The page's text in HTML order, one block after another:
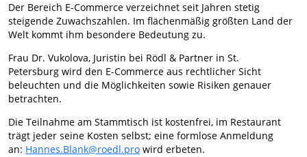
Der Bereich E-Commerce verzeichnet seit Jahren stetig
steigende Zuwachszahlen. Im flächenmäßig größten Land der
Welt kommt ihm besondere Bedeutung zu.
Frau Dr. Vukolova, Juristin bei Rödl & Partner in St.
Petersburg wird den E-Commerce aus rechtlicher Sicht
beleuchten und die Möglichkeiten sowie Risiken genauer
betrachten.
Die Teilnahme am Stammtisch ist kostenfrei, im Restaurant
trägt jeder seine Kosten selbst; eine formlose Anmeldung
an: Hannes.Blank@roedl.pro wird erbeten.